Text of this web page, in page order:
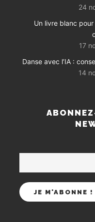
24
Un livre blanc pour
17
Danse avec l’IA :
14